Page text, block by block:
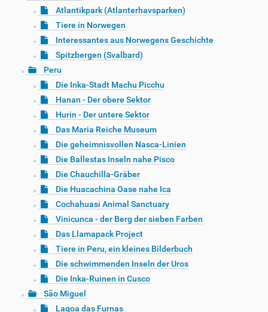
Atlantikpark (Atlanterhavsparken)
Tiere in Norwegen
Interessantes aus Norwegens Geschichte
Spitzbergen (Svalbard)
Peru
Die Inka-Stadt Machu Picchu
Hanan - Der obere Sektor
Hurin - Der untere Sektor
Das Maria Reiche Museum
Die geheimnisvollen Nasca-Linien
Die Ballestas Inseln nahe Pisco
Die Chauchilla-Gräber
Die Huacachina Oase nahe Ica
Cochahuasi Animal Sanctuary
Vinicunca - der Berg der sieben Farben
Das Llamapack Project
Tiere in Peru, ein kleines Bilderbuch
Die schwimmenden Inseln der Uros
Die Inka-Ruinen in Cusco
São Miguel
Lagoa das Furnas